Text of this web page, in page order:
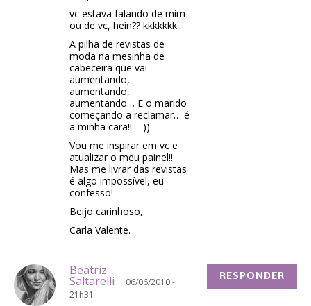
vc estava falando de mim
ou de vc, hein?? kkkkkkk
A pilha de revistas de
moda na mesinha de
cabeceira que vai
aumentando,
aumentando,
aumentando… E o marido
começando a reclamar… é
a minha cara!! = ))
Vou me inspirar em vc e
atualizar o meu painel!!
Mas me livrar das revistas
é algo impossível, eu
confesso!
Beijo carinhoso,
Carla Valente.
Beatriz
Saltarelli
06/06/2010 -
21h31
RESPONDER